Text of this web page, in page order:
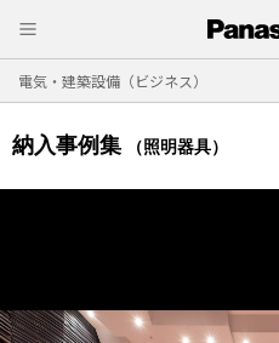
電気・建築設備（ビジネス）
納入事例集 （照明器具）